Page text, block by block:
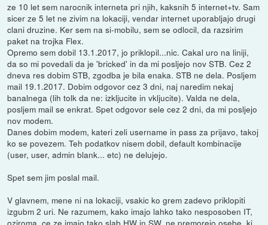
ze 10 let sem narocnik interneta pri njih, kaksnih 5 internet+tv. Sam
sicer ze 5 let ne zivim na lokaciji, vendar internet uporabljajo drugi
clani druzine. Ker sem na si-mobilu, sem se odlocil, da razsirim
paket na trojka Flex.
Opremo sem dobil 13.1.2017, jo priklopil...nic. Cakal uro na liniji,
da so mi povedali da je 'bricked' in da mi posljejo nov STB. Cez 2
dneva res dobim STB, zgodba je bila enaka. STB ne dela. Posljem
mail 19.1.2017. Dobim odgovor cez 3 dni, naj naredim nekaj
banalnega (lih tolk da ne: izkljucite in vkljucite). Valda ne dela,
posljem mail se enkrat. Spet odgovor sele cez 2 dni, da mi posljejo
nov modem.
Danes dobim modem, kateri zeli username in pass za prijavo, takoj
ko se povezem. Teh podatkov nisem dobil, default kombinacije
(user, user, admin blank... etc) ne delujejo.
Spet sem jim poslal mail.
V glavnem, mene ni na lokaciji, vsakic ko grem zadevo priklopiti
izgubm 2 uri. Ne razumem, kako imajo lahko tako nesposoben IT,